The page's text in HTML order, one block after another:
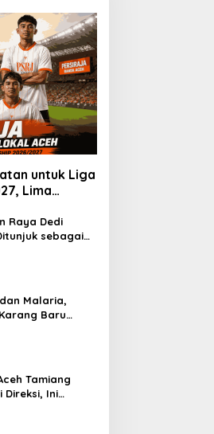
untuk Liga
Lima
Raya Dedi
sebagai
Malaria,
Baru
Tamiang
Direksi, Ini